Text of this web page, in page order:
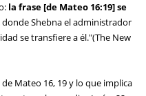
la frase [de Mateo 16:19] se
donde Shebna el administrador
se transfiere a él."(The New
Mateo 16, 19 y lo que implica